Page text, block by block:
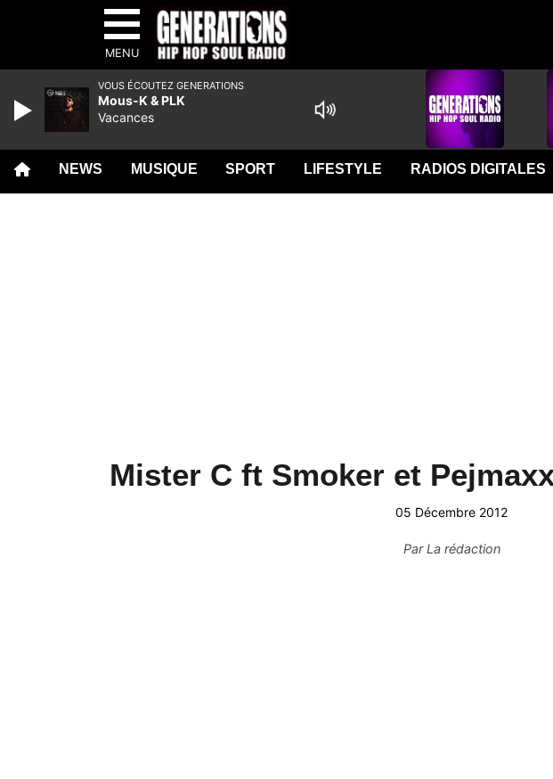
MENU
NEWS MUSIQUE SPORT LIFESTYLE RADIOS DIGITALES
Mister C ft Smoker et
05 Décembre 2012
ParLa rédaction
VOUS ÉCOUTEZ GENERATIONS
Mous-K & PLK
Vacances